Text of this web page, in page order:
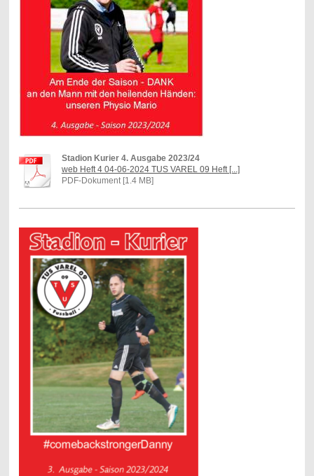
Stadion Kurier 4. Ausgabe 2023/24
web Heft 4 04-06-2024 TUS VAREL 09 Heft [...]
PDF-Dokument [1.4 MB]